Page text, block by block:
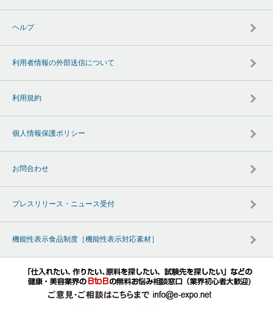
ヘルプ
利用者情報の外部送信について
利用規約
個人情報保護ポリシー
お問合わせ
プレスリリース・ニュース受付
機能性表示食品制度［機能性表示対応素材］